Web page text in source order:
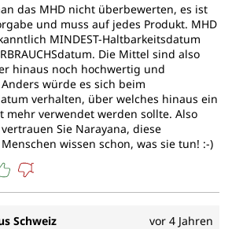
das MHD nicht überbewerten, es ist
und muss auf jedes Produkt. MHD
MINDEST-Haltbarkeitsdatum
Die Mittel sind also
hinaus noch hochwertig und
würde es sich beim
verhalten, über welches hinaus ein
mehr verwendet werden sollte. Also
Sie Narayana, diese
wissen schon, was sie tun! :-)
Schweiz vor 4 Jahren